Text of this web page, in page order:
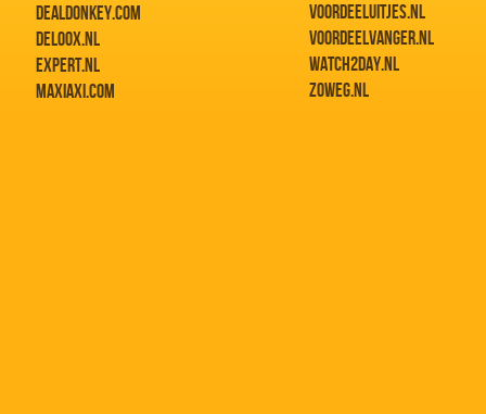
DEALDONKEY.COM
DELOOX.NL
EXPERT.NL
MAXIAXI.COM
VOORDEELUITJES.NL
VOORDEELVANGER.NL
WATCH2DAY.NL
ZOWEG.NL